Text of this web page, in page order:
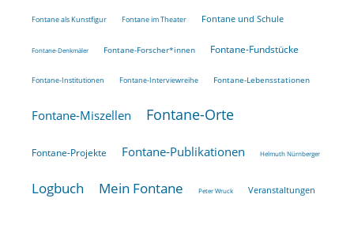
Fontane als Kunstfigur Fontane im Theater Fontane und Schule
Fontane-Denkmäler Fontane-Forscher*innen Fontane-Fundstücke
Fontane-Institutionen Fontane-Interviewreihe Fontane-Lebensstationen
Fontane-Miszellen Fontane-Orte
Fontane-Projekte Fontane-Publikationen Helmuth Nürnberger
Logbuch Mein Fontane Peter Wruck Veranstaltungen